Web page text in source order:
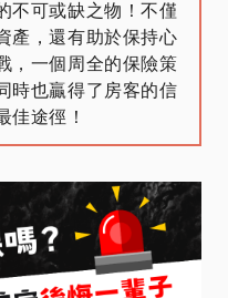
不可或缺之物！不僅
產，還有助於保持心
，一個周全的保險策
時也贏得了房客的信
佳途徑！